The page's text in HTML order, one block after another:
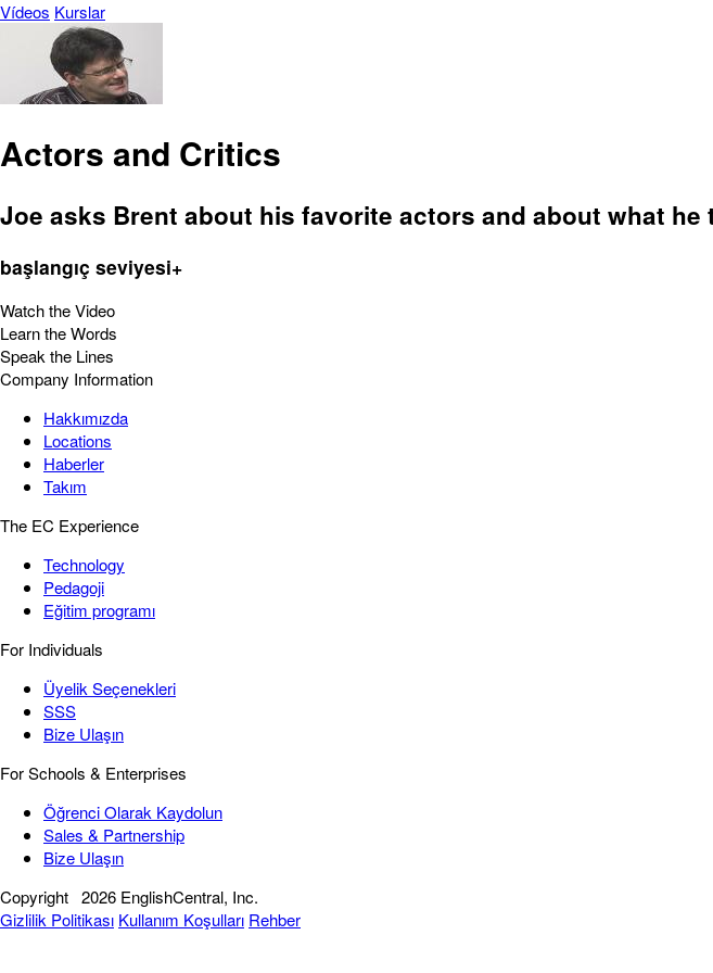
Vídeos Kurslar
Actors and Critics
Joe asks Brent about his favorite actors and about what
başlangıç seviyesi+
Watch the Video
Learn the Words
Speak the Lines
Company Information
Hakkımızda
Locations
Haberler
Takım
The EC Experience
Technology
Pedagoji
Eğitim programı
For Individuals
Üyelik Seçenekleri
SSS
Bize Ulaşın
For Schools & Enterprises
Öğrenci Olarak Kaydolun
Sales & Partnership
Bize Ulaşın
Copyright 2026 EnglishCentral, Inc.
Gizlilik Politikası Kullanım Koşulları Rehber